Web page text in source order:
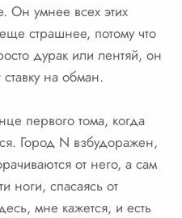
Он умнее всех этих
страшнее, потому что
дурак или лентяй, он
на обман.
первого тома, когда
Город N взбудоражен,
от него, а сам
ноги, спасаясь от
мне кажется, и есть